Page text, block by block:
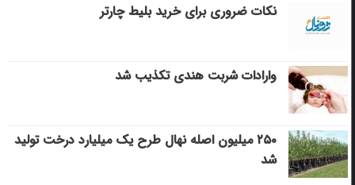
نکات ضروری برای خرید بلیط چارتر
وارادات شربت هندی تکذیب شد
۲۵۰ میلیون اصله نهال طرح یک میلیارد درخت تولید
شد